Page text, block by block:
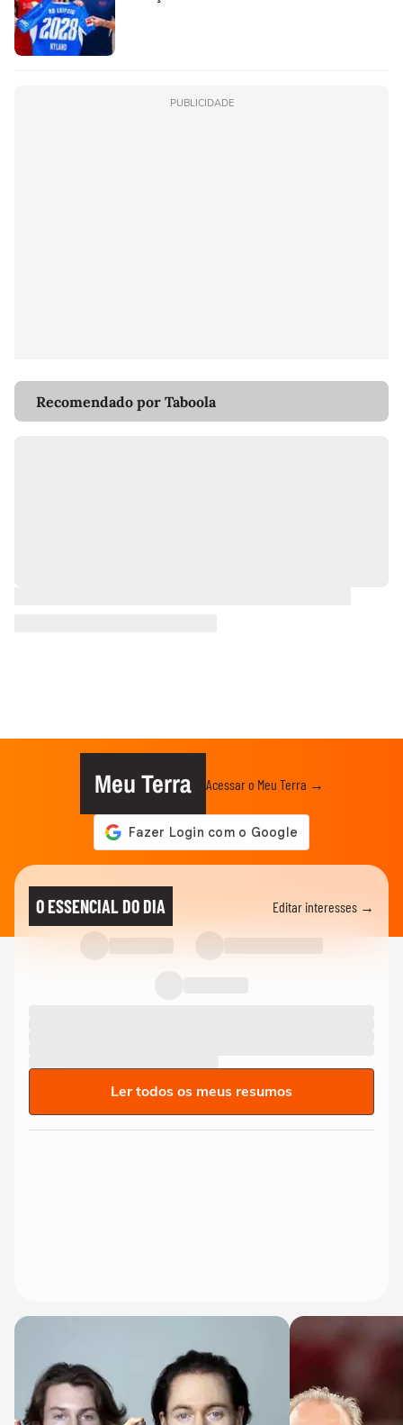
PUBLICIDADE
Recomendado por Taboola
Meu Terra Acessar o Meu Terra →
O ESSENCIAL DO DIA Editar interesses →
Ler todos os meus resumos